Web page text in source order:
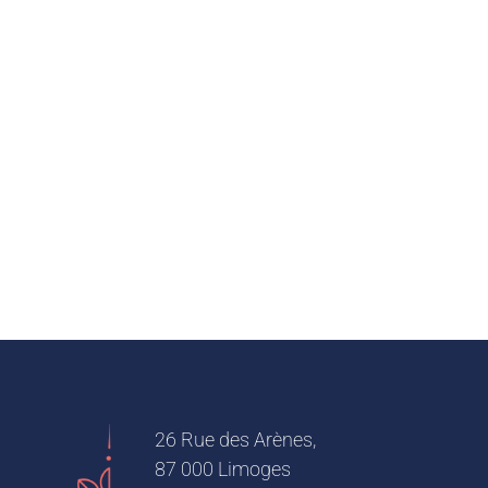
26 Rue des Arènes,
87 000 Limoges